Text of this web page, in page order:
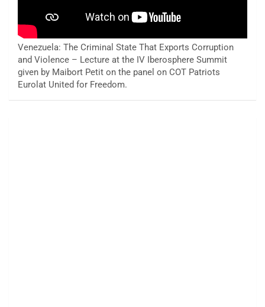
Venezuela: The Criminal State That Exports Corruption
and Violence – Lecture at the IV Iberosphere Summit
given by Maibort Petit on the panel on COT Patriots
Eurolat United for Freedom.